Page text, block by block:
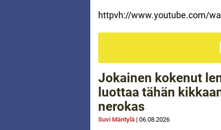
httpvh://www.youtube.com/
Jokainen kokenut
luottaa tähän
nerokas
Suvi Mäntylä | 06.08.2026